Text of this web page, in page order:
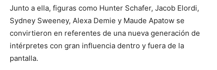
Junto a ella, figuras como Hunter Schafer, Jacob Elordi,
Sydney Sweeney, Alexa Demie y Maude Apatow se
convirtieron en referentes de una nueva generación de
intérpretes con gran influencia dentro y fuera de la
pantalla.